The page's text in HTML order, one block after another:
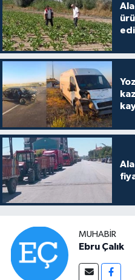
kazada
MUHABIR
Ebru Çalık